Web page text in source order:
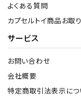
よくある質問
カプセルトイ商品お取
サービス
お問い合わせ
会社概要
特定商取引法表示につ